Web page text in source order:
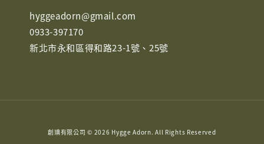
hyggeadorn@gmail.com
0933-397170
新北市永和區得和路23-1號、25號
創琠有限公司 © 2026 Hygge Adorn. All Rights Reserved